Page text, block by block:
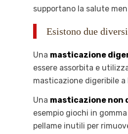
supportano la salute
Esistono due
Una masticazione
essere assorbita e
masticazione digeribile
Una masticazione non
esempio giochi in
pellame inutili per